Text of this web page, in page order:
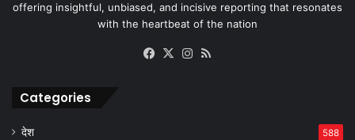
offering insightful, unbiased, and incisive reporting that resonates
with the heartbeat of the nation
Facebook
X Instagram
Categories
देश 588